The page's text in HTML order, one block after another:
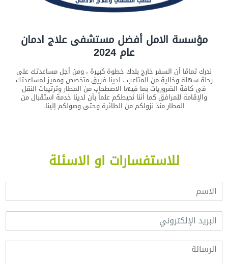
مؤسسة الامل أفضل مستشفى علاج ادمان
عام 2024
ندرك تمامًا أن السفر خارج بلدك خطوة كبيرة ، ومن أجل مساعدتك على
رحلة سهلة وخالية من المتاعب ، لدينا فريق متخصص ومميز لمساعدتك
فى كافة الضروريات بما فيها الاصطحاب من المطار وترتيبات النقل
والإقامة للمرافق كما أننا نحيطكم علماً بأن لدينا خدمة استقبال من
المطار منذ نزولكم من الطائرة وحتى وصولكم إلينا.
للاستفسارات او الاسئلة
ا
ا
س
م
*
ا
ب
را